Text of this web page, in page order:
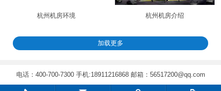
杭州机房环境 杭州机房介绍
加载更多
电话：400-700-7300 手机:18911216868 邮箱：56517200@qq.com